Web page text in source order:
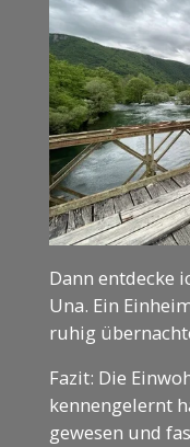
Dann entdecke
Una. Ein
ruhig
Fazit: Die
kennengelernt
gewesen und